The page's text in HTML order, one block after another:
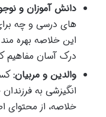
دانش آموزان و
های درسی و چه
این خلاصه بهره
درک آسان مفاهیم
والدین و مربیان:
انگیزشی به
خلاصه، از محتوای